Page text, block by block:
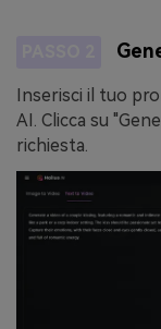
Inserisci il tuo
AI. Clicca su
richiesta.